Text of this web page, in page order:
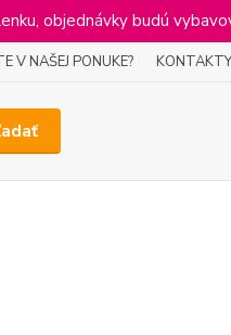
objednávky budú
V NAŠEJ PONUKE? KONTAKTY